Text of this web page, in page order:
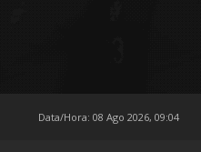
Data/Hora: 08 Ago 2026, 09:04